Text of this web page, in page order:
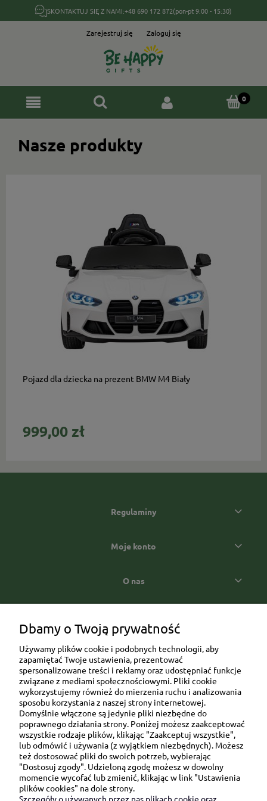
SKONTAKTUJ SIĘ Z NAMI:+48 690 172 872(pon-pt 9:00 - 15:30)
Zarejestruj się Zaloguj się
Nasze produkty
Pojazd dla dziecka na prezent BMW M4 Biały
999,00 zł
do koszyka
Regulaminy
Moje konto
O nas
Ul. Brukowa 6/8 lok. 57/58
91-341 Łódź
NIP: 6751510615
SKONTAKTUJ SIĘ Z NAMI:
Dbamy o Twoją prywatność
Używamy plików cookie i podobnych technologii, aby
zapamiętać Twoje ustawienia, prezentować
spersonalizowane treści i reklamy oraz udostępniać funkcje
związane z mediami społecznościowymi. Pliki cookie
wykorzystujemy również do mierzenia ruchu i analizowania
sposobu korzystania z naszej strony internetowej.
Domyślnie włączone są jedynie pliki niezbędne do
poprawnego działania strony. Poniżej możesz zaakceptować
wszystkie rodzaje plików, klikając "Zaakceptuj wszystkie",
lub odmówić i używania (z wyjątkiem niezbędnych). Możesz
też dostosować pliki do swoich potrzeb, wybierając
"Dostosuj zgody". Udzieloną zgodę możesz w dowolny
momencie wycofać lub zmienić, klikając w link "Ustawienia
plików cookies" na dole strony.
Szczegóły o używanych przez nas plikach cookie oraz